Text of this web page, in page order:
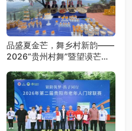
品盛夏金芒，舞乡村新韵——
2026“贵州村舞”暨望谟芒果